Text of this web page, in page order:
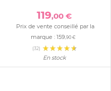
119,00 €
Prix de vente conseillé par la
marque :159 ,90 €
(32)
En stock